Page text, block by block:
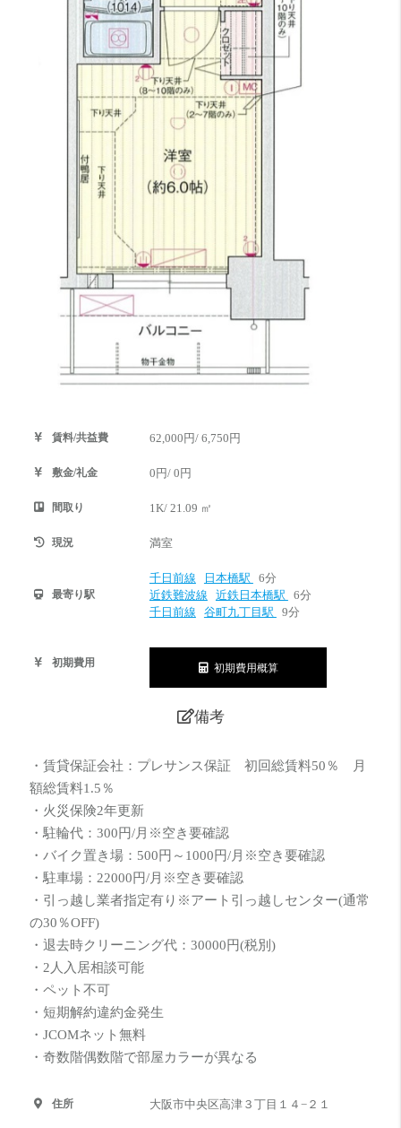
賃料/共益費 62,000円/ 6,750円
敷金/礼金 0円/ 0円
間取り 1K/ 21.09 ㎡
現況 満室
最寄り駅
千日前線 日本橋駅
6分
近鉄難波線
近鉄日本橋駅
6分
千日前線
谷町九丁目駅 9分
初期費用 初期費用概算
備考
・賃貸保証会社：プレサンス保証 初回総賃料50％ 月
額総賃料1.5％
・火災保険2年更新
・駐輪代：300円/月※空き要確認
・バイク置き場：500円～1000円/月※空き要確認
・駐車場：22000円/月※空き要確認
・引っ越し業者指定有り※アート引っ越しセンター(通常
の30％OFF)
・退去時クリーニング代：30000円(税別)
・2人入居相談可能
・ペット不可
・短期解約違約金発生
・JCOMネット無料
・奇数階偶数階で部屋カラーが異なる
住所 大阪市中央区高津３丁目１４−２１